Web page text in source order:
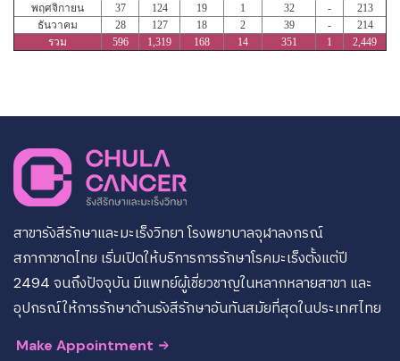
พฤศจิกายน
37 124 19 1 32 -
213
ธันวาคม
28 127 18 2 39 -
214
รวม
596 1,319 168 14 351 1 2,449
สาขารังสีรักษาและมะเร็งวิทยา โรงพยาบาลจุฬาลงกรณ์
สภากาชาดไทย เริ่มเปิดให้บริการการรักษาโรคมะเร็งตั้งแต่ปี
2494 จนถึงปัจจุบัน มีแพทย์ผู้เชี่ยวชาญในหลากหลายสาขา และ
อุปกรณ์ให้การรักษาด้านรังสีรักษาอันทันสมัยที่สุดในประเทศไทย
Make Appointment